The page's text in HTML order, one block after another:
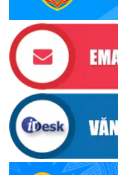
thân thể theo gương
(13/10/2025)
Ủy ban Mặt trận Tổ
ủng hộ đồng bào khắc
(12/10/2025)
UBND TỈNH ĐẮK LẮK
CƯỜNG PHÒNG,
(09/10/2025)